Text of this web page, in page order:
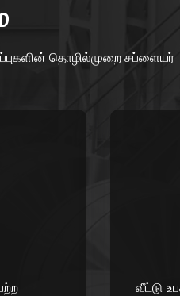
தொழில்முறை சப்ளையர்
வீட்டு